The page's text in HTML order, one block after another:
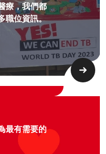
療，我們都
職位資訊。​
最有需要的